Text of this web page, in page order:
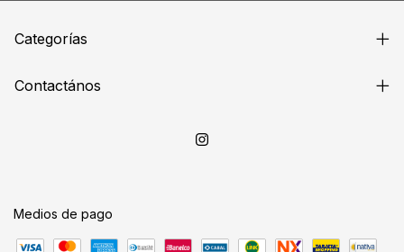
Categorías
Contactános
Medios de pago